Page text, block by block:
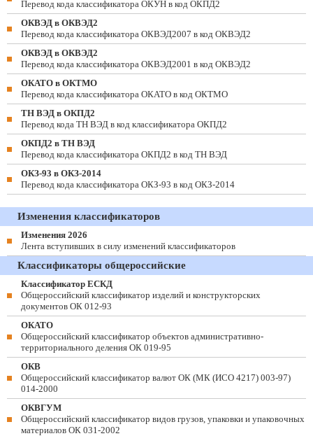
Перевод кода классификатора ОКУН в код ОКПД2
ОКВЭД в ОКВЭД2
Перевод кода классификатора ОКВЭД2007 в код ОКВЭД2
ОКВЭД в ОКВЭД2
Перевод кода классификатора ОКВЭД2001 в код ОКВЭД2
ОКАТО в ОКТМО
Перевод кода классификатора ОКАТО в код ОКТМО
ТН ВЭД в ОКПД2
Перевод кода ТН ВЭД в код классификатора ОКПД2
ОКПД2 в ТН ВЭД
Перевод кода классификатора ОКПД2 в код ТН ВЭД
ОКЗ-93 в ОКЗ-2014
Перевод кода классификатора ОКЗ-93 в код ОКЗ-2014
Изменения классификаторов
Изменения 2026
Лента вступивших в силу изменений классификаторов
Классификаторы общероссийские
Классификатор ЕСКД
Общероссийский классификатор изделий и конструкторских
документов ОК 012-93
ОКАТО
Общероссийский классификатор объектов административно-
территориального деления ОК 019-95
ОКВ
Общероссийский классификатор валют ОК (МК (ИСО 4217) 003-97)
014-2000
ОКВГУМ
Общероссийский классификатор видов грузов, упаковки и упаковочных
материалов ОК 031-2002